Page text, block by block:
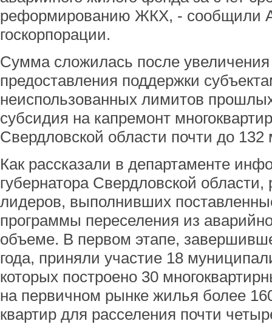
реформированию ЖКХ, - сообщили
госкорпорации.
Сумма сложилась после
предоставления поддержки
неиспользованных лимитов
субсидия на капремонт
Свердловской области почти до
Как рассказали в департаменте
губернатора Свердловской
лидеров, выполнивших
программы переселения из
объеме. В первом этапе,
года, приняли участие 18
которых построено 30
на первичном рынке жилья более
квартир для расселения почти